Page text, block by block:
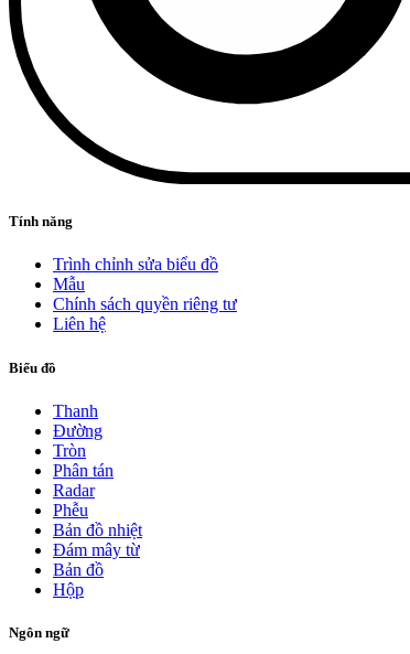
Tính năng
Trình chỉnh sửa biểu đồ
Mẫu
Chính sách quyền riêng tư
Liên hệ
Biểu đồ
Thanh
Đường
Tròn
Phân tán
Radar
Phễu
Bản đồ nhiệt
Đám mây từ
Bản đồ
Hộp
Ngôn ngữ